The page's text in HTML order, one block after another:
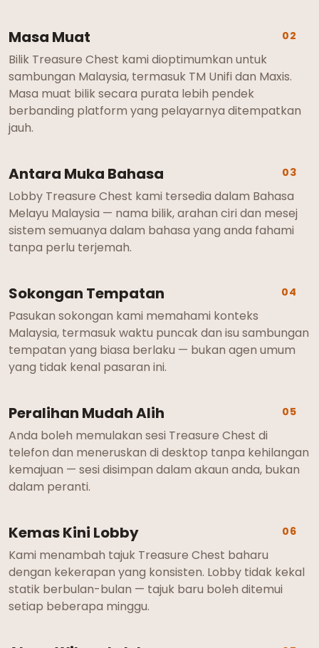
02
Masa Muat
Bilik Treasure Chest kami dioptimumkan untuk
sambungan Malaysia, termasuk TM Unifi dan Maxis.
Masa muat bilik secara purata lebih pendek
berbanding platform yang pelayarnya ditempatkan
jauh.
03
Antara Muka Bahasa
Lobby Treasure Chest kami tersedia dalam Bahasa
Melayu Malaysia — nama bilik, arahan ciri dan mesej
sistem semuanya dalam bahasa yang anda fahami
tanpa perlu terjemah.
04
Sokongan Tempatan
Pasukan sokongan kami memahami konteks
Malaysia, termasuk waktu puncak dan isu sambungan
tempatan yang biasa berlaku — bukan agen umum
yang tidak kenal pasaran ini.
05
Peralihan Mudah Alih
Anda boleh memulakan sesi Treasure Chest di
telefon dan meneruskan di desktop tanpa kehilangan
kemajuan — sesi disimpan dalam akaun anda, bukan
dalam peranti.
06
Kemas Kini Lobby
Kami menambah tajuk Treasure Chest baharu
dengan kekerapan yang konsisten. Lobby tidak kekal
statik berbulan-bulan — tajuk baru boleh ditemui
setiap beberapa minggu.